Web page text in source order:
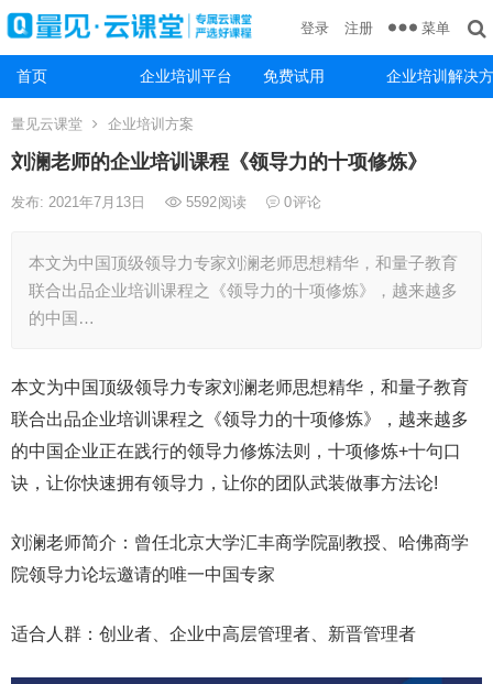
首页 企业培训平台 免费试用 企业培训解决
登录 注册 菜单
量见云课堂 企业培训方案
刘澜老师的企业培训课程《领导力的十项修炼》
发布: 2021年7月13日 5592阅读 0评论
本文为中国顶级领导力专家刘澜老师思想精华，和量子教育
联合出品企业培训课程之《领导力的十项修炼》，越来越多
的中国…
本文为中国顶级领导力专家刘澜老师思想精华，和量子教育
联合出品企业培训课程之《领导力的十项修炼》，越来越多
的中国企业正在践行的领导力修炼法则，十项修炼+十句口
诀，让你快速拥有领导力，让你的团队武装做事方法论!
刘澜老师简介：曾任北京大学汇丰商学院副教授、哈佛商学
院领导力论坛邀请的唯一中国专家
适合人群：创业者、企业中高层管理者、新晋管理者